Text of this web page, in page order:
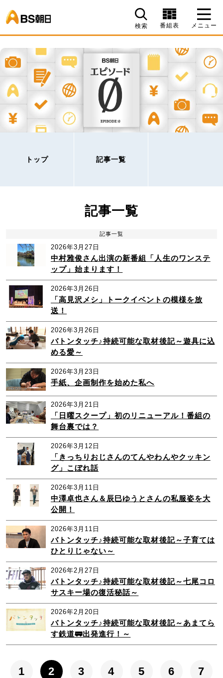
検索 番組表 メニュー
トップ 記事一覧
記事一覧
記事一覧
2026年3月27日
中村雅俊さん出演の新番組「人生のワンステ
ップ」始まります！
2026年3月26日
「高見沢メシ」トークイベントの模様を放
送！
2026年3月26日
バトンタッチ♪持続可能な取材後記～遊具に込
める愛～
2026年3月23日
手紙、企画制作を始めた私へ
2026年3月21日
「日曜スクープ」初のリニューアル！番組の
舞台裏では？
2026年3月12日
「きっちりおじさんのてんやわんやクッキン
グ」こぼれ話
2026年3月11日
中澤卓也さん＆辰巳ゆうとさんの私服姿を大
公開！
2026年3月11日
バトンタッチ♪持続可能な取材後記～子育ては
ひとりじゃない～
2026年2月27日
バトンタッチ♪持続可能な取材後記～七尾コロ
サスキー場の復活秘話～
2026年2月20日
バトンタッチ♪持続可能な取材後記～あまてら
す鉄道🚃出発進行！～
1 2 3 4 5 6
7